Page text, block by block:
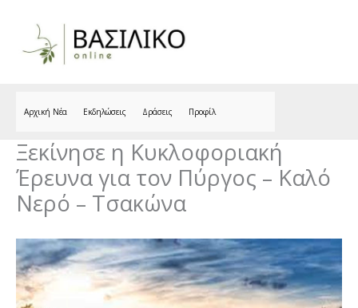
Αρχική Νέα Εκδηλώσεις Δράσεις Προφίλ
Ξεκίνησε η Κυκλοφοριακή
Έρευνα για τον Πύργος – Καλό
Νερό – Τσακώνα